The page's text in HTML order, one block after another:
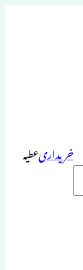
خریداریعطیہ